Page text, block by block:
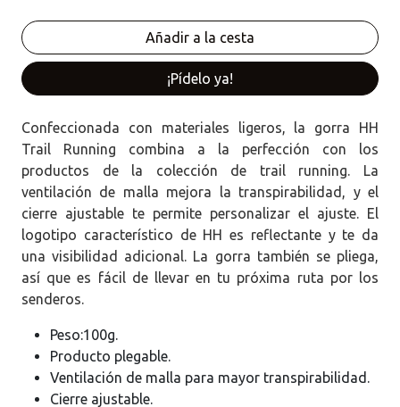
¡Pídelo ya!
Confeccionada con materiales ligeros, la gorra HH
Trail Running combina a la perfección con los
productos de la colección de trail running. La
ventilación de malla mejora la transpirabilidad, y el
cierre ajustable te permite personalizar el ajuste. El
logotipo característico de HH es reflectante y te da
una visibilidad adicional. La gorra también se pliega,
así que es fácil de llevar en tu próxima ruta por los
senderos.
Peso:100g.
Producto plegable.
Ventilación de malla para mayor transpirabilidad.
Cierre ajustable.